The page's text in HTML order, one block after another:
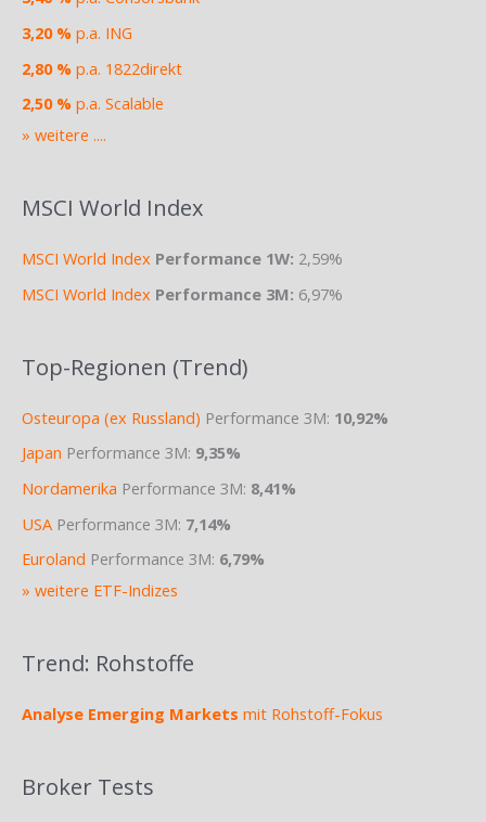
3,20 % p.a. ING
2,80 % p.a. 1822direkt
2,50 % p.a. Scalable
» weitere ....
MSCI World Index
MSCI World Index Performance 1W: 2,59%
MSCI World Index Performance 3M: 6,97%
Top-Regionen (Trend)
Osteuropa (ex Russland) Performance 3M: 10,92%
Japan Performance 3M: 9,35%
Nordamerika Performance 3M: 8,41%
USA Performance 3M: 7,14%
Euroland Performance 3M: 6,79%
» weitere ETF-Indizes
Trend: Rohstoffe
Analyse Emerging Markets mit Rohstoff-Fokus
Broker Tests